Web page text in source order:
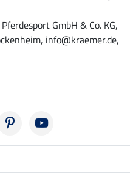
GmbH & Co. KG,
info@kraemer.de,